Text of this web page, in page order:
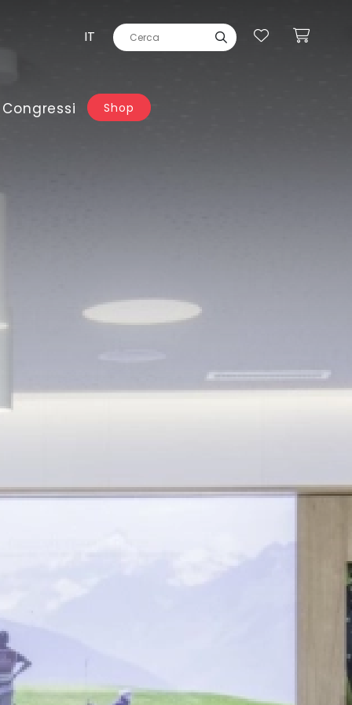
IT
Shop